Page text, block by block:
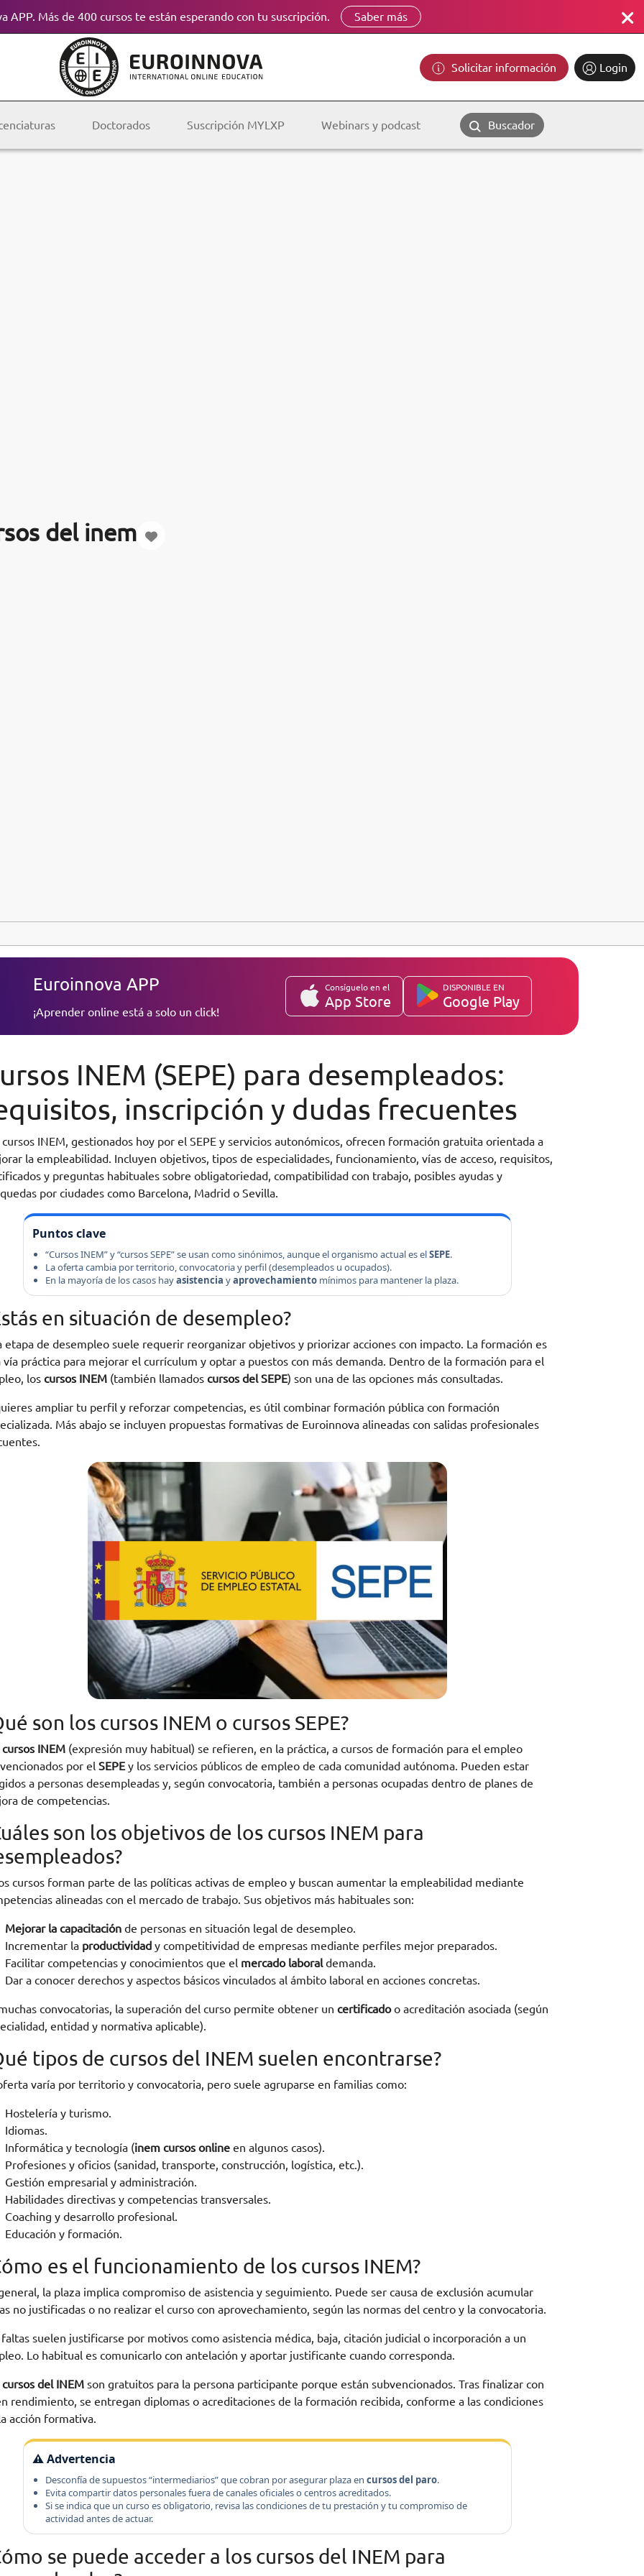
APP. Más de 400 cursos te están esperando con tu suscripción. Saber más
Solicitar información Login
Doctorados Suscripción MYLXP Webinars y podcast Buscador
del inem
Euroinnova APP
¡Aprender online está a solo un click!
Consíguelo en el
App Store
DISPONIBLE EN
Google Play
INEM (SEPE) para desempleados:
inscripción y dudas frecuentes
cursos INEM, gestionados hoy por el SEPE y servicios autonómicos, ofrecen formación gratuita orientada a
la empleabilidad. Incluyen objetivos, tipos de especialidades, funcionamiento, vías de acceso, requisitos,
y preguntas habituales sobre obligatoriedad, compatibilidad con trabajo, posibles ayudas y
por ciudades como Barcelona, Madrid o Sevilla.
Puntos clave
“Cursos INEM” y “cursos SEPE” se usan como sinónimos, aunque el organismo actual es elSEPE.
La oferta cambia por territorio, convocatoria y perfil (desempleados u ocupados).
En la mayoría de los casos hayasistencia yaprovechamiento mínimos para mantener la plaza.
en situación de desempleo?
etapa de desempleo suele requerir reorganizar objetivos y priorizar acciones con impacto. La formación es
vía práctica para mejorar el currículum y optar a puestos con más demanda. Dentro de la formación para el
los cursos INEM(también llamados cursos del SEPE) son una de las opciones más consultadas.
ampliar tu perfil y reforzar competencias, es útil combinar formación pública con formación
Más abajo se incluyen propuestas formativas de Euroinnova alineadas con salidas profesionales
son los cursos INEM o cursos SEPE?
cursos INEM(expresión muy habitual) se refieren, en la práctica, a cursos de formación para el empleo
por el SEPEy los servicios públicos de empleo de cada comunidad autónoma. Pueden estar
a personas desempleadas y, según convocatoria, también a personas ocupadas dentro de planes de
de competencias.
son los objetivos de los cursos INEM para
cursos forman parte de las políticas activas de empleo y buscan aumentar la empleabilidad mediante
alineadas con el mercado de trabajo. Sus objetivos más habituales son:
Mejorar la capacitaciónde personas en situación legal de desempleo.
Incrementar la productividady competitividad de empresas mediante perfiles mejor preparados.
Facilitar competencias y conocimientos que el mercado laboraldemanda.
Dar a conocer derechos y aspectos básicos vinculados al ámbito laboral en acciones concretas.
convocatorias, la superación del curso permite obtener un certificadoo acreditación asociada (según
entidad y normativa aplicable).
tipos de cursos del INEM suelen encontrarse?
varía por territorio y convocatoria, pero suele agruparse en familias como:
Hostelería y turismo.
Idiomas.
Informática y tecnología (inem cursos onlineen algunos casos).
Profesiones y oficios (sanidad, transporte, construcción, logística, etc.).
Gestión empresarial y administración.
Habilidades directivas y competencias transversales.
Coaching y desarrollo profesional.
Educación y formación.
es el funcionamiento de los cursos INEM?
la plaza implica compromiso de asistencia y seguimiento. Puede ser causa de exclusión acumular
no justificadas o no realizar el curso con aprovechamiento, según las normas del centro y la convocatoria.
faltas suelen justificarse por motivos como asistencia médica, baja, citación judicial o incorporación a un
Lo habitual es comunicarlo con antelación y aportar justificante cuando corresponda.
cursos del INEMson gratuitos para la persona participante porque están subvencionados. Tras finalizar con
rendimiento, se entregan diplomas o acreditaciones de la formación recibida, conforme a las condiciones
acción formativa.
⚠️ Advertencia
Desconfía de supuestos “intermediarios” que cobran por asegurar plaza encursos del paro.
Evita compartir datos personales fuera de canales oficiales o centros acreditados.
Si se indica que un curso es obligatorio, revisa las condiciones de tu prestación y tu compromiso de
actividad antes de actuar.
se puede acceder a los cursos del INEM para